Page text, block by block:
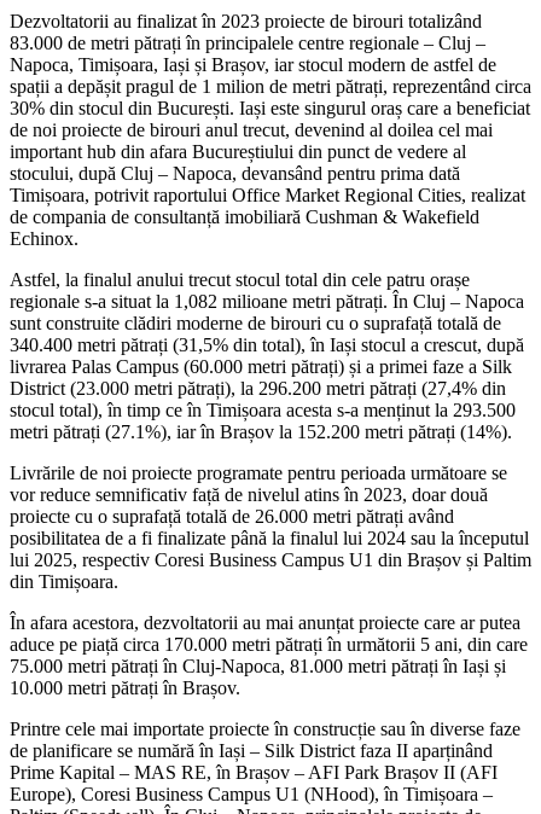
Dezvoltatorii au finalizat în 2023 proiecte de birouri totalizând
83.000 de metri pătrați în principalele centre regionale – Cluj –
Napoca, Timișoara, Iași și Brașov, iar stocul modern de astfel de
spații a depășit pragul de 1 milion de metri pătrați, reprezentând circa
30% din stocul din București. Iași este singurul oraș care a beneficiat
de noi proiecte de birouri anul trecut, devenind al doilea cel mai
important hub din afara Bucureștiului din punct de vedere al
stocului, după Cluj – Napoca, devansând pentru prima dată
Timișoara, potrivit raportului Office Market Regional Cities, realizat
de compania de consultanță imobiliară Cushman & Wakefield
Echinox.
Astfel, la finalul anului trecut stocul total din cele patru orașe
regionale s-a situat la 1,082 milioane metri pătrați. În Cluj – Napoca
sunt construite clădiri moderne de birouri cu o suprafață totală de
340.400 metri pătrați (31,5% din total), în Iași stocul a crescut, după
livrarea Palas Campus (60.000 metri pătrați) și a primei faze a Silk
District (23.000 metri pătrați), la 296.200 metri pătrați (27,4% din
stocul total), în timp ce în Timișoara acesta s-a menținut la 293.500
metri pătrați (27.1%), iar în Brașov la 152.200 metri pătrați (14%).
Livrările de noi proiecte programate pentru perioada următoare se
vor reduce semnificativ față de nivelul atins în 2023, doar două
proiecte cu o suprafață totală de 26.000 metri pătrați având
posibilitatea de a fi finalizate până la finalul lui 2024 sau la începutul
lui 2025, respectiv Coresi Business Campus U1 din Brașov și Paltim
din Timișoara.
În afara acestora, dezvoltatorii au mai anunțat proiecte care ar putea
aduce pe piață circa 170.000 metri pătrați în următorii 5 ani, din care
75.000 metri pătrați în Cluj-Napoca, 81.000 metri pătrați în Iași și
10.000 metri pătrați în Brașov.
Printre cele mai importate proiecte în construcție sau în diverse faze
de planificare se numără în Iași – Silk District faza II aparținând
Prime Kapital – MAS RE, în Brașov – AFI Park Brașov II (AFI
Europe), Coresi Business Campus U1 (NHood), în Timișoara –